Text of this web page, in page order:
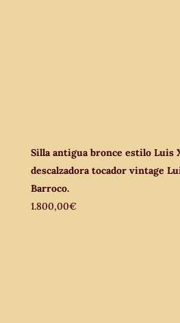
Silla antigua bronce estilo Luis
descalzadora tocador vintage
Barroco.
1.800,00€